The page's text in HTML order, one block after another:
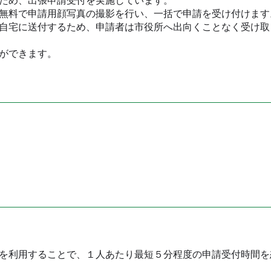
で申請用顔写真の撮影を行い、一括で申請を受け付けま
に送付するため、申請者は市役所へ出向くことなく受け
きます。
用することで、１人あたり最短５分程度の申請受付時間